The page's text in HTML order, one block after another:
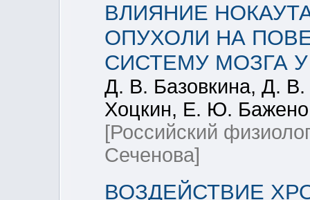
ВЛИЯНИЕ
ОПУХОЛИ НА
СИСТЕМУ МОЗГА
Д. В. Базовкина, Д.
Хоцкин, Е. Ю.
[Российский
Сеченова]
ВОЗДЕЙСТВИЕ